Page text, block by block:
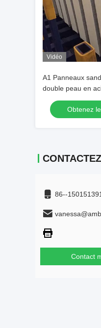
Vidéo
A1 Panneaux
double peau en
ignifugé de 100
Obtenez
86--
Contact